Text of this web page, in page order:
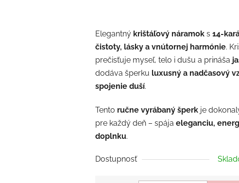
z
5
hviezdičiek.
Elegantný krištáľový náramok s 14-
čistoty, lásky a vnútornej harmónie.
prečisťuje myseľ, telo i dušu a prináša
dodáva šperku luxusný a nadčasový
spojenie duší.
Tento ručne vyrábaný šperk je
pre každý deň – spája eleganciu,
doplnku.
Dostupnosť